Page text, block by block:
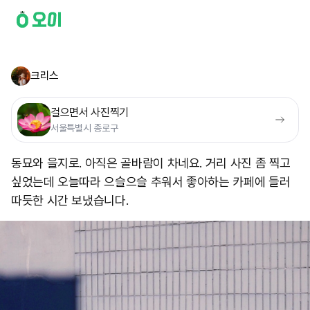
크리스
걸으면서 사진찍기
서울특별시 종로구
동묘와 을지로. 아직은 골바람이 차네요. 거리 사진 좀 찍고
싶었는데 오늘따라 으슬으슬 추워서 좋아하는 카페에 들러
따듯한 시간 보냈습니다.